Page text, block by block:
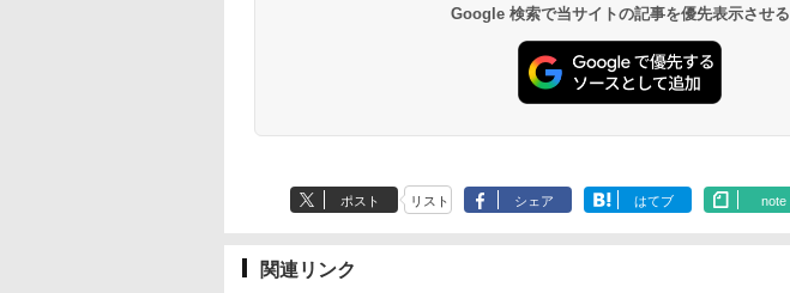
Google 検索で当サイトの記事を優先表示させる
ポスト リスト シェア はてブ note
関連リンク